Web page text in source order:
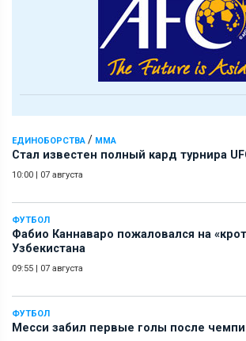
ЕДИНОБОРСТВА / ММА
Стал известен полный кард турнира
10:00 | 07 августа
ФУТБОЛ
Фабио Каннаваро пожаловался на
Узбекистана
09:55 | 07 августа
ФУТБОЛ
Месси забил первые голы после